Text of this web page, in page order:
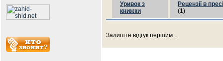
Уривок з
книжки
Рецензії в пресі
(1)
Залиште відгук першим ...